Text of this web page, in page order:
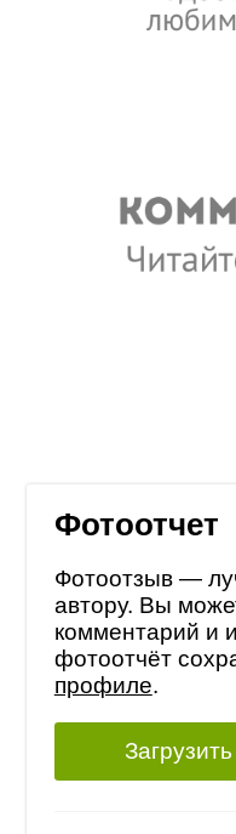
Фотоотчет
Фотоотзыв —
автору. Вы
комментарий и
фотоотчёт
профиле.
Загрузить